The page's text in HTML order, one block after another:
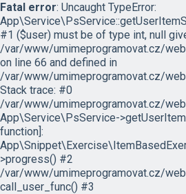
Fatal error: Uncaught TypeError:
#1 ($user) must be of type int, null
/var/www/umimeprogramovat.cz/
on line 66 and defined in
/var/www/umimeprogramovat.cz/
Stack trace: #0
/var/www/umimeprogramovat.cz/
App\Service\PsService-
function]:
>progress() #2
/var/www/umimeprogramovat.cz/
call_user_func() #3